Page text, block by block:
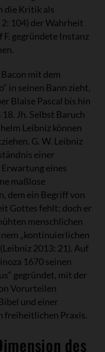
die Kritik als
104) der Wahrheit
gegründete Instanz
mit dem
in seinen Bann zieht,
Blaise Pascal bis hin
Jh. Selbst Baruch
Leibniz können
G. W. Leibniz
einer
Erwartung eines
maßlose
dem ein Begriff von
Gottes fehlt; doch er
menschlichen
„kontinuierlichen
2013: 21). Auf
1670 seinen
gegründet, mit der
Vorurteilen
und einer
freiheitlichen Praxis.
des